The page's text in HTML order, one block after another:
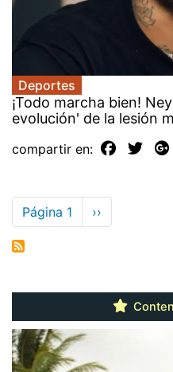
Deportes
¡Todo marcha bien!
evolución' de la lesión
compartir en:
Paginación
Página 1
Siguiente
página
››